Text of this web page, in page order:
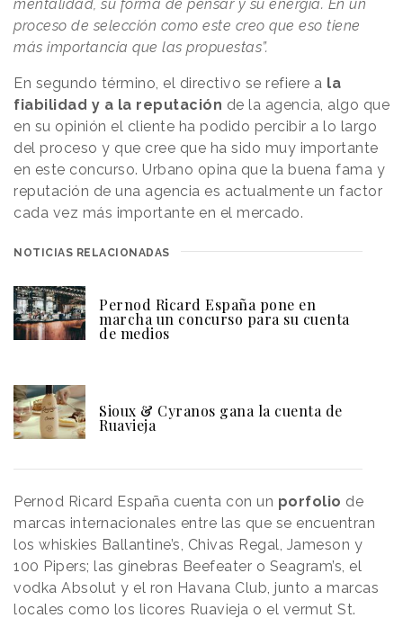
mentalidad, su forma de pensar y su energía. En un
proceso de selección como este creo que eso tiene
más importancia que las propuestas”.
En segundo término, el directivo se refiere a la
fiabilidad y a la reputación de la agencia, algo que
en su opinión el cliente ha podido percibir a lo largo
del proceso y que cree que ha sido muy importante
en este concurso. Urbano opina que la buena fama y
reputación de una agencia es actualmente un factor
cada vez más importante en el mercado.
NOTICIAS RELACIONADAS
Pernod Ricard España pone en
marcha un concurso para su cuenta
de medios
Sioux & Cyranos gana la cuenta de
Ruavieja
Pernod Ricard España cuenta con un porfolio de
marcas internacionales entre las que se encuentran
los whiskies Ballantine’s, Chivas Regal, Jameson y
100 Pipers; las ginebras Beefeater o Seagram’s, el
vodka Absolut y el ron Havana Club, junto a marcas
locales como los licores Ruavieja o el vermut St.